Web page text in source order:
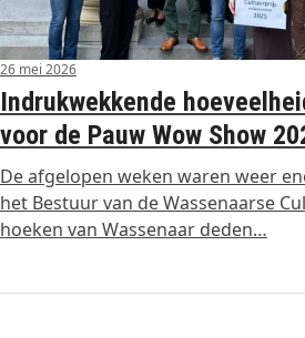
26 mei 2026
Indrukwekkende
voor de Pauw Wow Show
De afgelopen weken waren weer
het Bestuur van de Wassenaarse
hoeken van Wassenaar deden…